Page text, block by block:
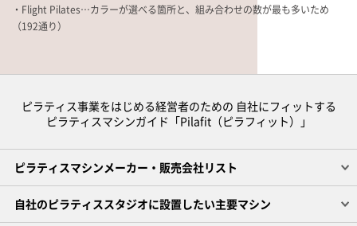
・Flight Pilates…カラーが選べる箇所と、組み合わせの数が最も多いため
（192通り）
ピラティス事業をはじめる経営者のための 自社にフィットする
ピラティスマシンガイド「Pilafit（ピラフィット）」
ピラティスマシンメーカー・販売会社リスト
自社のピラティススタジオに設置したい主要マシン